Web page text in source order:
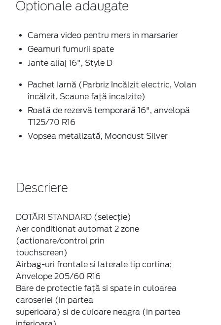
Optionale adaugate
Camera video pentru mers in marsarier
Geamuri fumurii spate
Jante aliaj 16", Style D
Pachet Iarnă (Parbriz încălzit electric, Volan
încălzit, Scaune față incalzite)
Roată de rezervă temporară 16", anvelopă
T125/70 R16
Vopsea metalizată, Moondust Silver
Descriere
DOTĂRI STANDARD (selecție)
Aer conditionat automat 2 zone
(actionare/control prin
touchscreen)
Airbag-uri frontale si laterale tip cortina;
Anvelope 205/60 R16
Bare de protectie față si spate in culoarea
caroseriei (in partea
superioara) si de culoare neagra (in partea